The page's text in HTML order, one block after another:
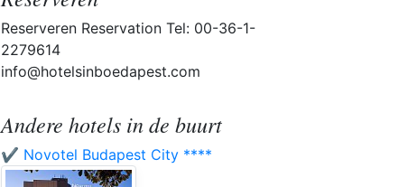
Reserveren Reservation Tel: 00-36-1-
2279614
info@hotelsinboedapest.com
Andere hotels in de buurt
✔️ Novotel Budapest City ****